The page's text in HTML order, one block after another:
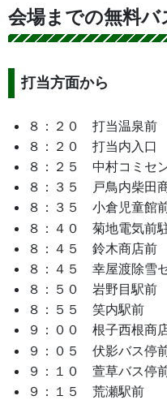
会場までの無料バ
打当方面から
８：２０ 打当温泉前
８：２０ 打当内入口
８：２５ 中村コミセ
８：３５ 戸鳥内柴田
８：３５ 小倉児童館
８：４０ 菊地電気前
８：４５ 鈴木商店前
８：４５ 幸屋渡除雪
８：５０ 岩野目駅前
８：５５ 笑内駅前
９：００ 根子西根商
９：０５ 伏影バス停
９：１０ 萱草バス停
９：１５ 荒瀬駅前